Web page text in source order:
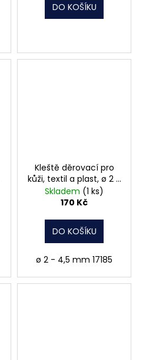
DO KOŠÍKU
Kleště děrovací pro
kůži, textil a plast, ø 2 -
4,5 mm, FESTA
Skladem (1 ks)
170 Kč
DO KOŠÍKU
ø 2 - 4,5 mm 17185